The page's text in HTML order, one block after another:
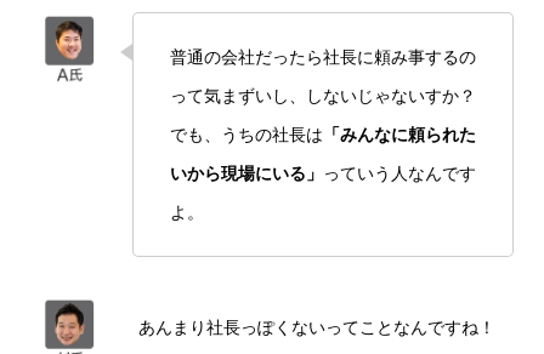
普通の会社だったら社長に頼み事するの
って気まずいし、しないじゃないすか？
でも、うちの社長は 「みんなに頼られた
いから現場にいる」 っていう人なんです
よ。
あんまり社長っぽくないってことなんですね！